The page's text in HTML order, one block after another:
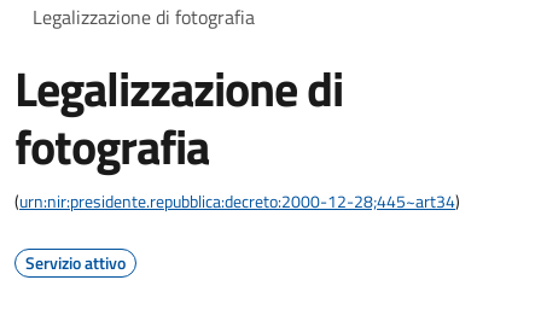
Legalizzazione di fotografia
Legalizzazione di
fotografia
(urn:nir:presidente.repubblica:decreto:2000-12-28;445~art34)
Servizio attivo